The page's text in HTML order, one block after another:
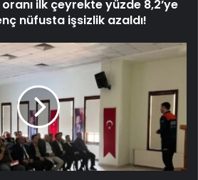
ilk çeyrekte yüzde 8,2’ye
nüfusta işsizlik azaldı!